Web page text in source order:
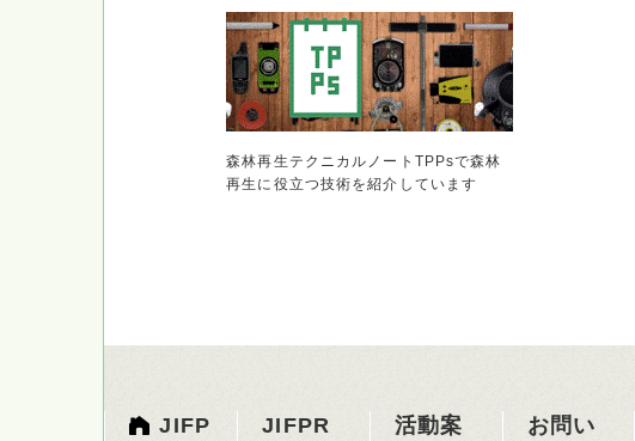
森林再生テクニカルノートTPPsで森林
再生に役立つ技術を紹介しています
JIFP
JIFPR
活動案
お問い